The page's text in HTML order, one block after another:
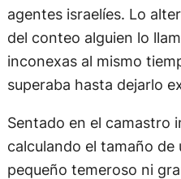
agentes israelíes. Lo
del conteo alguien lo
inconexas al mismo
superaba hasta dejarlo
Sentado en el camastro
calculando el tamaño de
pequeño temeroso ni